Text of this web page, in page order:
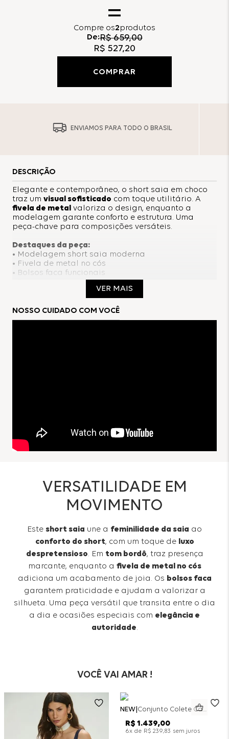
Compre os2produtos
De:R$ 659,00
R$ 527,20
COMPRAR
ENVIAMOS PARA TODO O BRASIL
DESCRIÇÃO
Elegante e contemporâneo, o short saia em choco
traz um visual sofisticado com toque utilitário. A
fivela de metal valoriza o design, enquanto a
modelagem garante conforto e estrutura. Uma
peça-chave para composições versáteis.
Destaques da peça:
• Modelagem short saia moderna
• Fivela de metal no cós
• Bolsos faca funcionais
• Zíper invisível nas costas
• Cor neutra e fácil de combinar
Como usar:
VER MAIS
NOSSO CUIDADO COM VOCÊ
VERSATILIDADE EM
MOVIMENTO
Este short saia une a feminilidade da saia ao
conforto do short, com um toque de luxo
despretensioso. Em tom bordô, traz presença
marcante, enquanto a fivela de metal no cós
adiciona um acabamento de joia. Os bolsos faca
garantem praticidade e ajudam a valorizar a
silhueta. Uma peça versátil que transita entre o dia
a dia e ocasiões especiais com elegância e
autoridade.
VOCÊ VAI AMAR !
NEW Conjunto Colete Calça Barril Bicolor Alfaiataria - Off White
R$ 1 .439,00
6x de R$ 239,83 sem juros